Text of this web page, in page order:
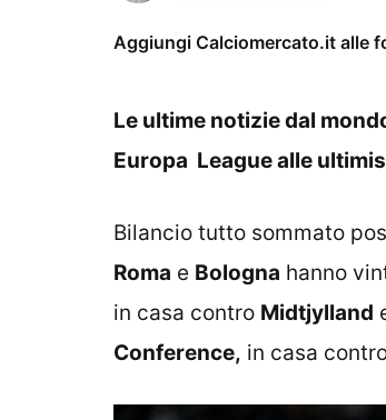
Aggiungi Calciomercato.it alle
Le ultime notizie dal
Europa League alle
Bilancio tutto sommato
Roma e Bologna hanno
in casa contro Midtjylland
Conference, in casa